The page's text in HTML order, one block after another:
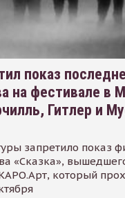
показ
на фестивале в
Гитлер и
запретило показ
«Сказка»,
который